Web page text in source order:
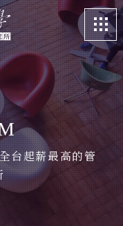
台起薪最高的管